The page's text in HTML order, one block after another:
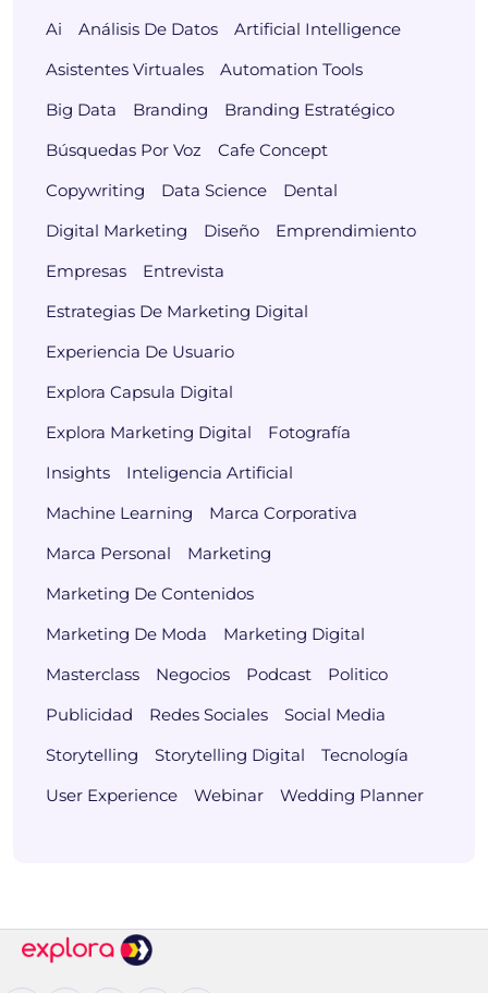
Ai Análisis De Datos
Artificial Intelligence
Asistentes Virtuales
Automation Tools
Big Data
Branding
Branding Estratégico
Búsquedas Por Voz
Cafe Concept
Copywriting
Data Science
Dental
Digital Marketing
Diseño
Emprendimiento
Empresas
Entrevista
Estrategias De Marketing Digital
Experiencia De Usuario
Explora Capsula Digital
Explora Marketing Digital
Fotografía
Insights
Inteligencia Artificial
Machine Learning
Marca Corporativa
Marca Personal
Marketing
Marketing De Contenidos
Marketing De Moda
Marketing Digital
Masterclass
Negocios Podcast
Politico
Publicidad
Redes Sociales
Social Media
Storytelling
Storytelling Digital
Tecnología
User Experience
Webinar Wedding Planner